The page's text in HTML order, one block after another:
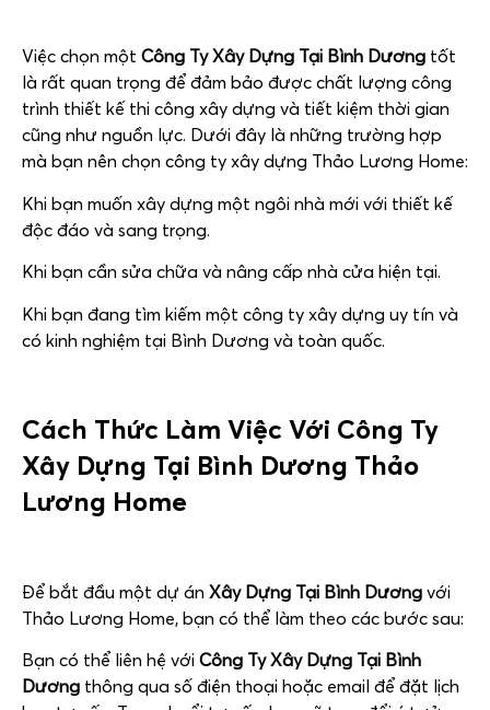
Việc chọn một Công Ty Xây Dựng Tại Bình Dương tốt
là rất quan trọng để đảm bảo được chất lượng công
trình thiết kế thi công xây dựng và tiết kiệm thời gian
cũng như nguồn lực. Dưới đây là những trường hợp
mà bạn nên chọn công ty xây dựng Thảo Lương Home:
Khi bạn muốn xây dựng một ngôi nhà mới với thiết kế
độc đáo và sang trọng.
Khi bạn cần sửa chữa và nâng cấp nhà cửa hiện tại.
Khi bạn đang tìm kiếm một công ty xây dựng uy tín và
có kinh nghiệm tại Bình Dương và toàn quốc.
Cách Thức Làm Việc Với Công Ty
Xây Dựng Tại Bình Dương Thảo
Lương Home
Để bắt đầu một dự án Xây Dựng Tại Bình Dương với
Thảo Lương Home, bạn có thể làm theo các bước sau:
Bạn có thể liên hệ với Công Ty Xây Dựng Tại Bình
Dương thông qua số điện thoại hoặc email để đặt lịch